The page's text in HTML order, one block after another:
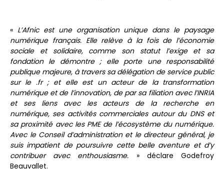
« L’Afnic est une organisation unique dans le paysage
numérique français. Elle relève à la fois de l’économie
sociale et solidaire, comme son statut l’exige et sa
fondation le démontre ; elle porte une responsabilité
publique majeure, à travers sa délégation de service public
sur le .fr ; et elle est un acteur de la transformation
numérique et de l’innovation, de par sa filiation avec l’INRIA
et ses liens avec les acteurs de la recherche en
numérique, ses activités commerciales autour du DNS et
sa proximité avec les PME de l’écosystème du numérique.
Avec le Conseil d’administration et le directeur général, je
suis impatient de poursuivre cette belle aventure et d’y
contribuer avec enthousiasme. » déclare Godefroy
Beauvallet.